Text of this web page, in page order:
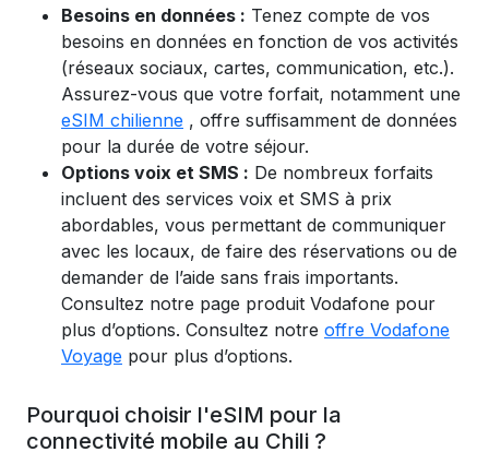
Besoins en données : Tenez compte de vos
besoins en données en fonction de vos activités
(réseaux sociaux, cartes, communication, etc.).
Assurez-vous que votre forfait, notamment une
eSIM chilienne , offre suffisamment de données
pour la durée de votre séjour.
Options voix et SMS : De nombreux forfaits
incluent des services voix et SMS à prix
abordables, vous permettant de communiquer
avec les locaux, de faire des réservations ou de
demander de l’aide sans frais importants.
Consultez notre page produit Vodafone pour
plus d’options. Consultez notre offre Vodafone
Voyage pour plus d’options.
Pourquoi choisir l'eSIM pour la
connectivité mobile au Chili ?